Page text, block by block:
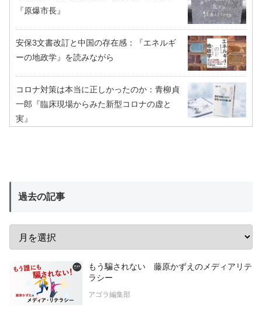
『原爆市長』
安保3文書改訂と中国の存在感：『エネルギ
ーの地政学』を読みながら
コロナ対策は本当に正しかったのか：青柳貞
一郎『臨床現場からみた新型コロナの虚と
実』
過去の記事
もう騙されない 藤原かずえのメディアリテ
ラシー
アゴラ編集部